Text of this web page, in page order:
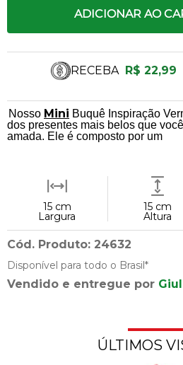
Nosso Mini Buquê Inspiração
dos presentes mais belos que
amada. Ele é composto por um
15 cm
Largura
15 cm
Altura
Cód. Produto: 24632
Disponível para todo o Brasil*
Vendido e entregue por
RECEBA R$ 22,99
ADICIONAR AO
ÚLTIMOS